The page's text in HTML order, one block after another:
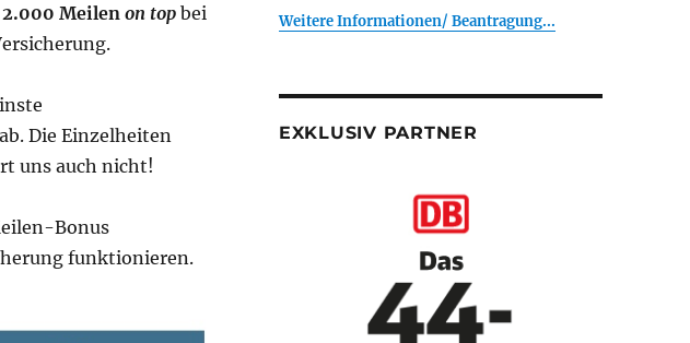
2.000 Meilen on topbei
Die Einzelheiten
uns auch nicht!
Bonus
funktionieren.
Weitere Informationen/ Beantragung...
EXKLUSIV PARTNER